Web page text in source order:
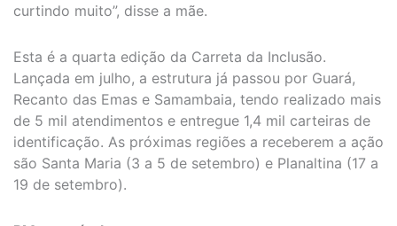
curtindo muito”, disse a mãe.
Esta é a quarta edição da Carreta da Inclusão.
Lançada em julho, a estrutura já passou por Guará,
Recanto das Emas e Samambaia, tendo realizado mais
de 5 mil atendimentos e entregue 1,4 mil carteiras de
identificação. As próximas regiões a receberem a ação
são Santa Maria (3 a 5 de setembro) e Planaltina (17 a
19 de setembro).